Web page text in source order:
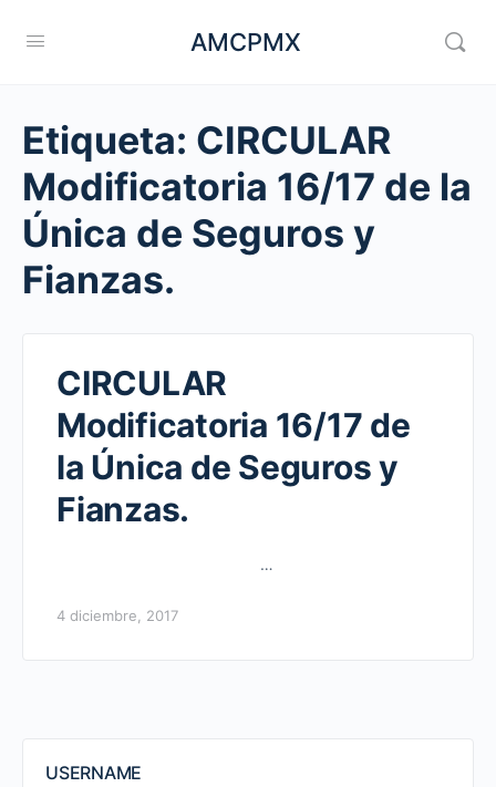
AMCPMX
Etiqueta: CIRCULAR
Modificatoria 16/17 de la
Única de Seguros y
Fianzas.
CIRCULAR
Modificatoria 16/17 de
la Única de Seguros y
Fianzas.
…
4 diciembre, 2017
USERNAME